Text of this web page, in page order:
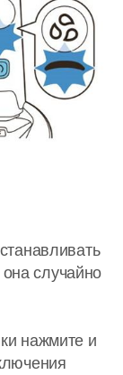
случайно
нажмите и